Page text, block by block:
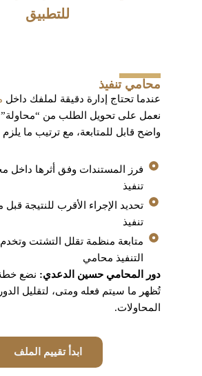
للتطبيق
محامي تنفيذ
عندما تحتاج إدارة دقيقة لملفك داخل
نعمل على تحويل الطلب من “محاولة”
واضح قابل للمتابعة، مع ترتيب ما
فرز المستندات وفق أثرها داخل
تنفيذ
تحديد الإجراء الأقرب للنتيجة
تنفيذ
متابعة منظمة تقلل التشتت وتخدم
التنفيذ محامي
دور المحامي حسين الدعدي: نضع
تُظهر ما سيتم فعله ومتى، لتقليل
المحاولات.
ابدأ تقييم الملف